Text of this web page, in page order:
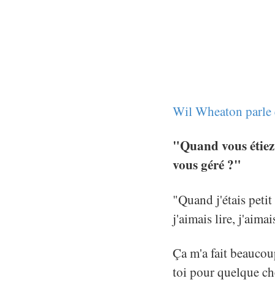
Wil Wheaton parle
"Quand vous
vous géré ?"
"Quand j'étais petit
j'aimais lire,
Ça m'a fait
toi pour quelque